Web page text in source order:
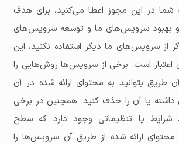
در این مجوز اعطا می‌کنید، برای هدف
و بهبود سرویس‌های ما و توسعه سرویس‌های
سرویس‌های ما دیگر استفاده نکنید، این
اعتبار است. برخی از سرویس‌ها روش‌هایی را
آن طریق بتوانید به محتوای ارائه شده در آن
یا آن را حذف کنید. همچنین در برخی
شرایط یا تنظیماتی وجود دارد که سطح
محتوای ارائه شده از طریق آن سرویس‌ها را